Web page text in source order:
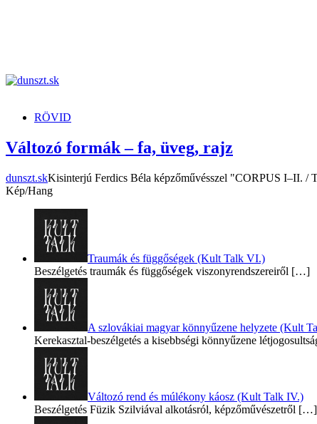
RÖVID
Változó formák – fa, üveg, rajz
dunszt.skKisinterjú Ferdics Béla képzőművésszel "CORPUS I–II. /
Kép/Hang
Traumák és függőségek (Kult Talk VI.)
Beszélgetés traumák és függőségek viszonyrendszereiről […]
A szlovákiai magyar könnyűzene helyzete (Kult
Kerekasztal-beszélgetés a kisebbségi könnyűzene
Változó rend és múlékony káosz (Kult Talk IV.)
Beszélgetés Füzik Szilviával alkotásról, képzőművészetről […]